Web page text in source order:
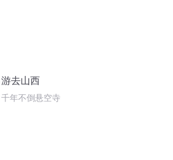
去山西
年不倒悬空寺